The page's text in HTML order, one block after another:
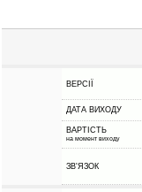
ВЕРСІЇ
ДАТА ВИХОДУ
ВАРТІСТЬ
на момент виходу
ЗВ'ЯЗОК